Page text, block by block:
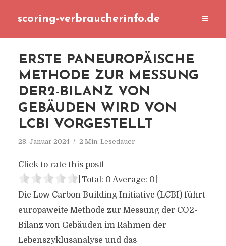
scoring-verbraucherinfo.de
ERSTE PANEUROPÄISCHE
METHODE ZUR MESSUNG
DER2-BILANZ VON
GEBÄUDEN WIRD VON
LCBI VORGESTELLT
28. Januar 2024 2 Min. Lesedauer
Click to rate this post!
[Total: 0 Average: 0]
Die Low Carbon Building Initiative (LCBI) führt
europaweite Methode zur Messung der CO2-
Bilanz von Gebäuden im Rahmen der
Lebenszyklusanalyse und das